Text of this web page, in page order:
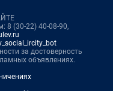
8 (30-22) 40-08-90,
за достоверность
объявлениях.